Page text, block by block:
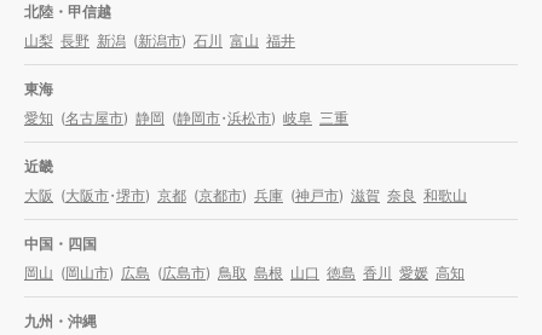
北陸・甲信越
山梨 長野 新潟 (新潟市) 石川 富山 福井
東海
愛知 (名古屋市) 静岡 (静岡市・浜松市) 岐阜 三重
近畿
大阪 (大阪市・堺市) 京都 (京都市) 兵庫 (神戸市) 滋賀 奈良 和歌山
中国・四国
岡山 (岡山市) 広島 (広島市) 鳥取 島根 山口 徳島 香川 愛媛 高知
九州・沖縄